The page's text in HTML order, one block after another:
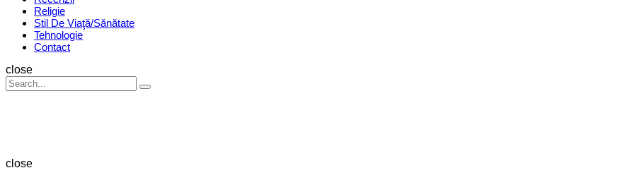
Religie
Stil De Viaţă/Sănătate
Tehnologie
Contact
Search
close
Search
for:
Search
close